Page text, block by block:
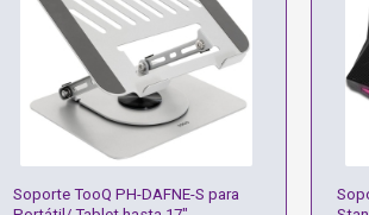
Soporte TooQ PH-DAFNE-S para